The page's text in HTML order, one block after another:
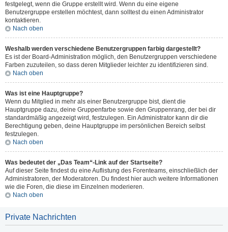
festgelegt, wenn die Gruppe erstellt wird. Wenn du eine eigene
Benutzergruppe erstellen möchtest, dann solltest du einen Administrator
kontaktieren.
Nach oben
Weshalb werden verschiedene Benutzergruppen farbig dargestellt?
Es ist der Board-Administration möglich, den Benutzergruppen verschiedene
Farben zuzuteilen, so dass deren Mitglieder leichter zu identifizieren sind.
Nach oben
Was ist eine Hauptgruppe?
Wenn du Mitglied in mehr als einer Benutzergruppe bist, dient die
Hauptgruppe dazu, deine Gruppenfarbe sowie den Gruppenrang, der bei dir
standardmäßig angezeigt wird, festzulegen. Ein Administrator kann dir die
Berechtigung geben, deine Hauptgruppe im persönlichen Bereich selbst
festzulegen.
Nach oben
Was bedeutet der „Das Team“-Link auf der Startseite?
Auf dieser Seite findest du eine Auflistung des Forenteams, einschließlich der
Administratoren, der Moderatoren. Du findest hier auch weitere Informationen
wie die Foren, die diese im Einzelnen moderieren.
Nach oben
Private Nachrichten